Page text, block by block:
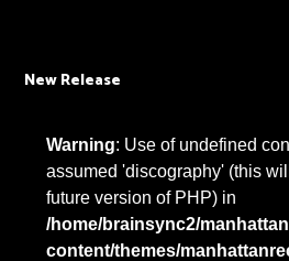
New Release
Warning: Use of undefined
assumed 'discography' (this
future version of PHP) in
/home/brainsync2/
content/themes/